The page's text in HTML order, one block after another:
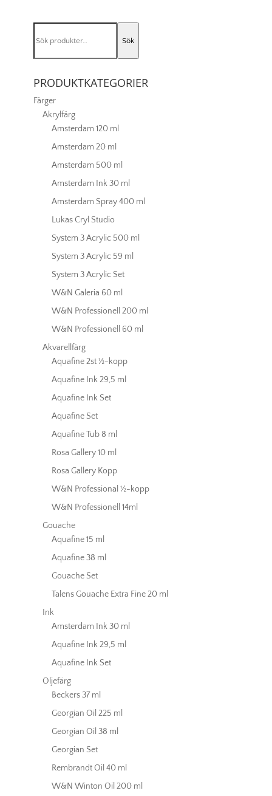
red
deep
mängd
efter:
Sök
PRODUKTKATEGORIER
Färger
Akrylfärg
Amsterdam 120 ml
Amsterdam 20 ml
Amsterdam 500 ml
Amsterdam Ink 30 ml
Amsterdam Spray 400 ml
Lukas Cryl Studio
System 3 Acrylic 500 ml
System 3 Acrylic 59 ml
System 3 Acrylic Set
W&N Galeria 60 ml
W&N Professionell 200 ml
W&N Professionell 60 ml
Akvarellfärg
Aquafine 2st ½-kopp
Aquafine Ink 29,5 ml
Aquafine Ink Set
Aquafine Set
Aquafine Tub 8 ml
Rosa Gallery 10 ml
Rosa Gallery Kopp
W&N Professional ½-kopp
W&N Professionell 14ml
Gouache
Aquafine 15 ml
Aquafine 38 ml
Gouache Set
Talens Gouache Extra Fine 20 ml
Ink
Amsterdam Ink 30 ml
Aquafine Ink 29,5 ml
Aquafine Ink Set
Oljefärg
Beckers 37 ml
Georgian Oil 225 ml
Georgian Oil 38 ml
Georgian Set
Rembrandt Oil 40 ml
W&N Winton Oil 200 ml